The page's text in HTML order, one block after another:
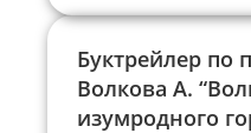
Буктрейлер по
Волкова А.
изумродного